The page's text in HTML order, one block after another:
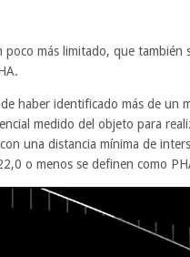
más limitado, que también
haber identificado más de un
medido del objeto para
una distancia mínima de
o menos se definen como